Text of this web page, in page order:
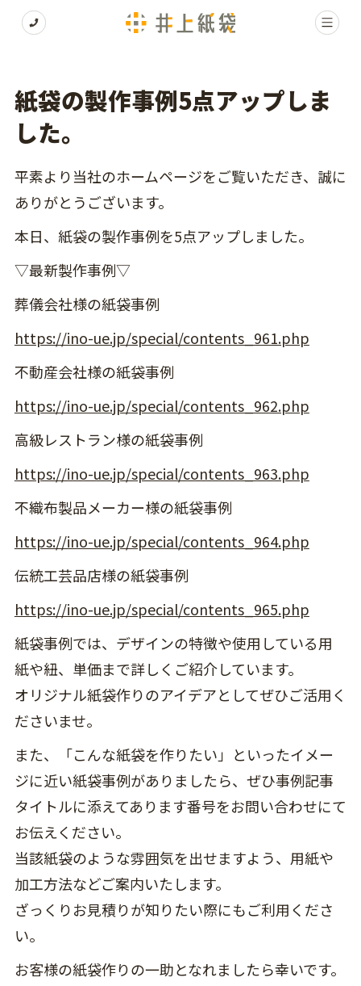
紙袋の製作事例5点アップしま
した。
平素より当社のホームページをご覧いただき、誠に
ありがとうございます。
本日、紙袋の製作事例を5点アップしました。
▽最新製作事例▽
葬儀会社様の紙袋事例
https://ino-ue.jp/special/contents_961.php
不動産会社様の紙袋事例
https://ino-ue.jp/special/contents_962.php
高級レストラン様の紙袋事例
https://ino-ue.jp/special/contents_963.php
不織布製品メーカー様の紙袋事例
https://ino-ue.jp/special/contents_964.php
伝統工芸品店様の紙袋事例
https://ino-ue.jp/special/contents_965.php
紙袋事例では、デザインの特徴や使用している用
紙や紐、単価まで詳しくご紹介しています。
オリジナル紙袋作りのアイデアとしてぜひご活用く
ださいませ。
また、「こんな紙袋を作りたい」といったイメー
ジに近い紙袋事例がありましたら、ぜひ事例記事
タイトルに添えてあります番号をお問い合わせにて
お伝えください。
当該紙袋のような雰囲気を出せますよう、用紙や
加工方法などご案内いたします。
ざっくりお見積りが知りたい際にもご利用くださ
い。
お客様の紙袋作りの一助となれましたら幸いです。